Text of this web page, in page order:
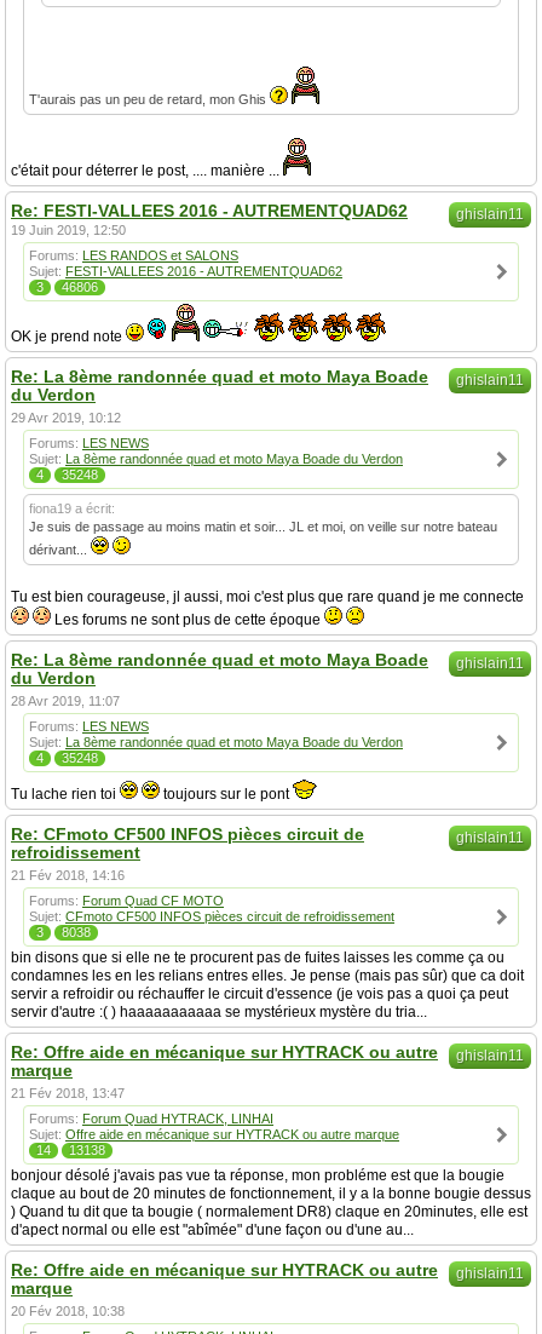
T'aurais pas un peu de retard, mon Ghis
c'était pour déterrer le post, .... manière ...
ghislain11
Re: FESTI-VALLEES 2016 - AUTREMENTQUAD62
19 Juin 2019, 12:50
Forums: LES RANDOS et SALONS
Sujet: FESTI-VALLEES 2016 - AUTREMENTQUAD62
3
46806
OK je prend note
ghislain11
Re: La 8ème randonnée quad et moto Maya Boade
du Verdon
29 Avr 2019, 10:12
Forums: LES NEWS
Sujet: La 8ème randonnée quad et moto Maya Boade du Verdon
4
35248
fiona19 a écrit:
Je suis de passage au moins matin et soir... JL et moi, on veille sur notre bateau
dérivant...
Tu est bien courageuse, jl aussi, moi c'est plus que rare quand je me connecte
Les forums ne sont plus de cette époque
ghislain11
Re: La 8ème randonnée quad et moto Maya Boade
du Verdon
28 Avr 2019, 11:07
Forums: LES NEWS
Sujet: La 8ème randonnée quad et moto Maya Boade du Verdon
4
35248
Tu lache rien toi toujours sur le pont
ghislain11
Re: CFmoto CF500 INFOS pièces circuit de
refroidissement
21 Fév 2018, 14:16
Forums: Forum Quad CF MOTO
Sujet: CFmoto CF500 INFOS pièces circuit de refroidissement
3
8038
bin disons que si elle ne te procurent pas de fuites laisses les comme ça ou
condamnes les en les relians entres elles. Je pense (mais pas sûr) que ca doit
servir a refroidir ou réchauffer le circuit d'essence (je vois pas a quoi ça peut
servir d'autre :( ) haaaaaaaaaaa se mystérieux mystère du tria...
ghislain11
Re: Offre aide en mécanique sur HYTRACK ou autre
marque
21 Fév 2018, 13:47
Forums: Forum Quad HYTRACK, LINHAI
Sujet: Offre aide en mécanique sur HYTRACK ou autre marque
14
13138
bonjour désolé j'avais pas vue ta réponse, mon probléme est que la bougie
claque au bout de 20 minutes de fonctionnement, il y a la bonne bougie dessus
) Quand tu dit que ta bougie ( normalement DR8) claque en 20minutes, elle est
d'apect normal ou elle est "abîmée" d'une façon ou d'une au...
ghislain11
Re: Offre aide en mécanique sur HYTRACK ou autre
marque
20 Fév 2018, 10:38